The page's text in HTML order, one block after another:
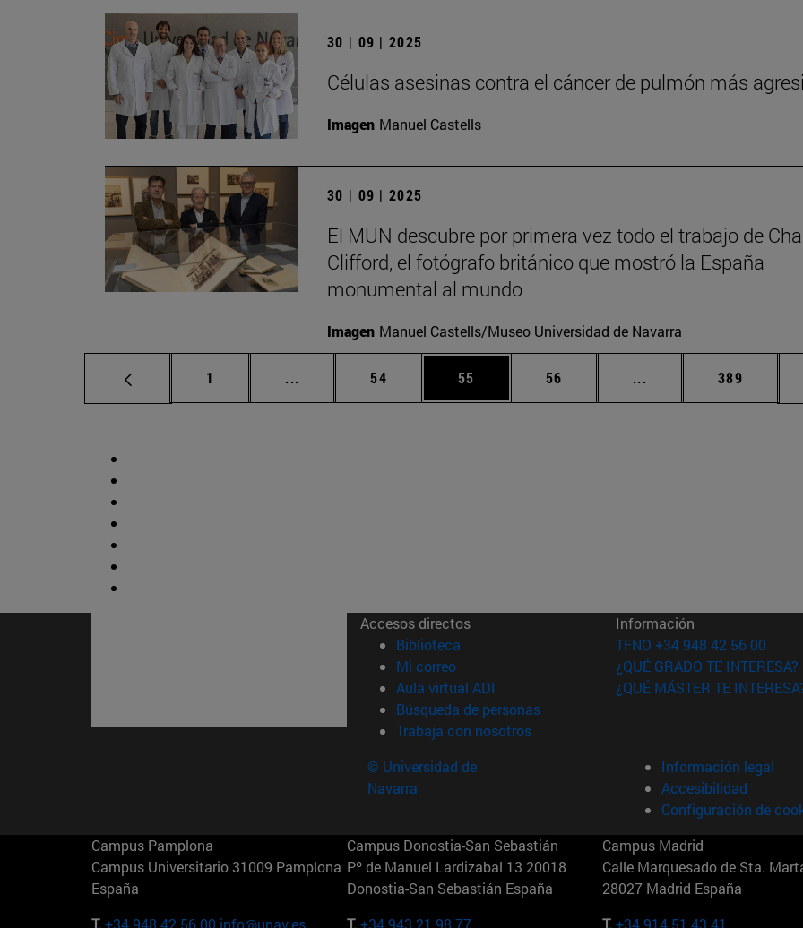
30 | 09 | 2025
Células asesinas contra el cáncer de pulmón más
Imagen Manuel Castells
30 | 09 | 2025
El MUN descubre por primera vez todo el trabajo de
Clifford, el fotógrafo británico que mostró la España
monumental al mundo
Imagen Manuel Castells/Museo Universidad de Navarra
Página
1 ... Páginas intermedias Use TAB para desplazarse.
Página
54 Página
55 Página
56 ... Páginas intermedias
Página
389
Accesos directos
Biblioteca (abre en nueva ventana)
Mi correo(abre en nueva ventana)
Aula virtual ADI (abre en nueva ventana)
Búsqueda de personas(abre en nueva ventana)
Trabaja con nosotros(abre en nueva ventana)
Información
TFNO +34 948 42 56 00
¿QUÉ GRADO TE INTERESA?
¿QUÉ MÁSTER TE
© Universidad de
Navarra
Información legal
Accesibilidad
Configuración de
Campus Pamplona
Campus Universitario 31009 Pamplona
España
T. +34 948 42 56 00 info@unav.es
Campus Donostia-San Sebastián
Pº de Manuel Lardizabal 13 20018
Donostia-San Sebastián España
T. +34 943 21 98 77
Campus Madrid
Calle Marquesado de Sta.
28027 Madrid España
T. +34 914 51 43 41